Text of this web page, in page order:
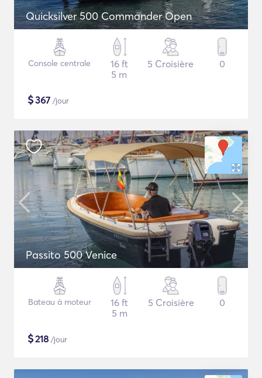
Quicksilver 500 Commander Open
Console centrale
16 ft
5 m
5 Croisière 0
$367 /jour
Passito 500 Venice
Bateau à moteur
16 ft
5 m
5 Croisière 0
$218 /jour